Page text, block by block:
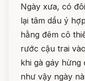
Ngày xưa, có
lại tâm dầu ý
hằng đêm cô
rước cậu trai
khi gà gáy hừng
như vậy ngày